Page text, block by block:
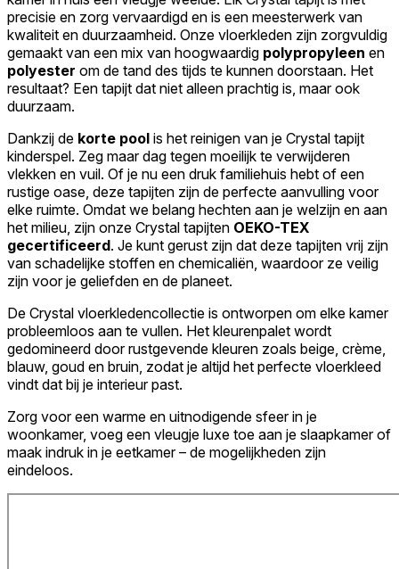
precisie en zorg vervaardigd en is een meesterwerk van
kwaliteit en duurzaamheid. Onze vloerkleden zijn zorgvuldig
gemaakt van een mix van hoogwaardig polypropyleen en
polyester om de tand des tijds te kunnen doorstaan. Het
resultaat? Een tapijt dat niet alleen prachtig is, maar ook
duurzaam.
Dankzij de korte pool is het reinigen van je Crystal tapijt
kinderspel. Zeg maar dag tegen moeilijk te verwijderen
vlekken en vuil. Of je nu een druk familiehuis hebt of een
rustige oase, deze tapijten zijn de perfecte aanvulling voor
elke ruimte. Omdat we belang hechten aan je welzijn en aan
het milieu, zijn onze Crystal tapijten OEKO-TEX
gecertificeerd. Je kunt gerust zijn dat deze tapijten vrij zijn
van schadelijke stoffen en chemicaliën, waardoor ze veilig
zijn voor je geliefden en de planeet.
De Crystal vloerkledencollectie is ontworpen om elke kamer
probleemloos aan te vullen. Het kleurenpalet wordt
gedomineerd door rustgevende kleuren zoals beige, crème,
blauw, goud en bruin, zodat je altijd het perfecte vloerkleed
vindt dat bij je interieur past.
Zorg voor een warme en uitnodigende sfeer in je
woonkamer, voeg een vleugje luxe toe aan je slaapkamer of
maak indruk in je eetkamer – de mogelijkheden zijn
eindeloos.